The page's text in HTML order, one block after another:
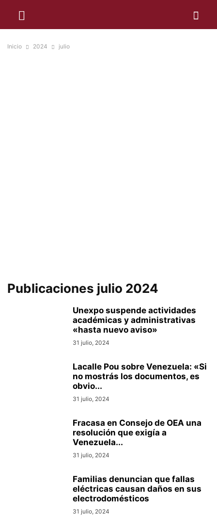
Inicio 2024 julio
Publicaciones julio 2024
Unexpo suspende actividades
académicas y administrativas
«hasta nuevo aviso»
31 julio, 2024
Lacalle Pou sobre Venezuela: «Si
no mostrás los documentos, es
obvio...
31 julio, 2024
Fracasa en Consejo de OEA una
resolución que exigía a
Venezuela...
31 julio, 2024
Familias denuncian que fallas
eléctricas causan daños en sus
electrodomésticos
31 julio, 2024